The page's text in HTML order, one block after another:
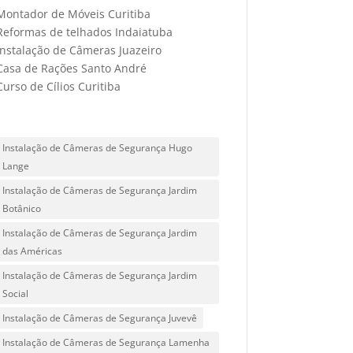
de Móveis Curitiba
de telhados Indaiatuba
de Câmeras Juazeiro
de Rações Santo André
de Cílios Curitiba
Instalação de Câmeras de Segurança Hugo
Lange
Instalação de Câmeras de Segurança Jardim
Botânico
Instalação de Câmeras de Segurança Jardim
das Américas
Instalação de Câmeras de Segurança Jardim
Social
Instalação de Câmeras de Segurança Juvevê
Instalação de Câmeras de Segurança Lamenha